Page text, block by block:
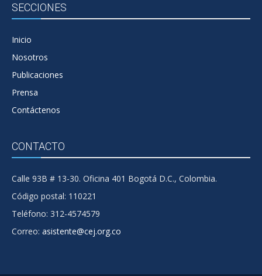
SECCIONES
Inicio
Nosotros
Publicaciones
Prensa
Contáctenos
CONTACTO
Calle 93B # 13-30. Oficina 401 Bogotá D.C., Colombia.
Código postal: 110221
Teléfono: 312-4574579
Correo: asistente@cej.org.co